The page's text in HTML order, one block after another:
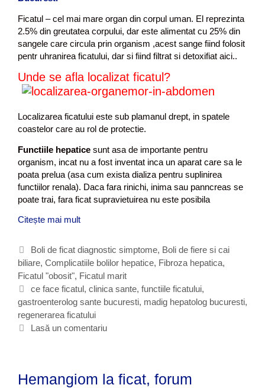
Ficatul – cel mai mare organ din corpul uman. El reprezinta
2.5% din greutatea corpului, dar este alimentat cu 25% din
sangele care circula prin organism ,acest sange fiind folosit
pentr uhranirea ficatului, dar si fiind filtrat si detoxifiat aici..
Unde se afla localizat ficatul?
Localizarea ficatului este sub plamanul drept, in spatele
coastelor care au rol de protectie.
Functiile hepatice sunt asa de importante pentru
organism, incat nu a fost inventat inca un aparat care sa le
poata prelua (asa cum exista dializa pentru suplinirea
functiilor renala). Daca fara rinichi, inima sau panncreas se
poate trai, fara ficat supravietuirea nu este posibila
Citește mai mult
n
t
i
i
l
e
f
t
C
a
t
e
g
o
r
Boli de ficat diagnostic simptome, Boli de fiere si cai
biliare, Complicatiile bolilor hepatice, Fibroza hepatica,
Ficatul "obosit", Ficatul marit
E
t
i
c
e
ce face ficatul, clinica sante, functiile ficatului,
gastroenterolog sante bucuresti, madig hepatolog bucuresti,
regenerarea ficatului
Lasă un comentariu
Hemangiom la ficat, forum